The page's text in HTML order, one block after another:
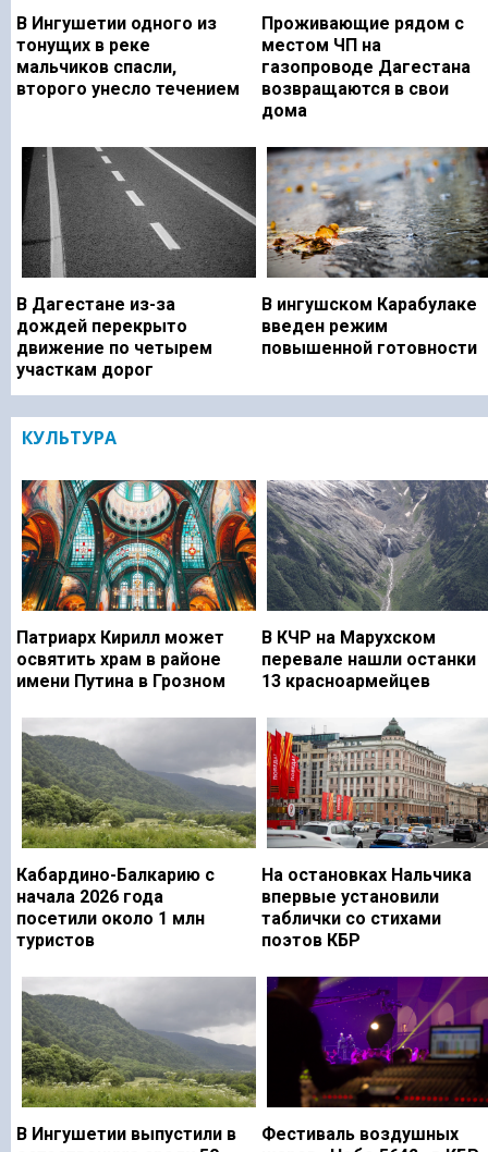
В Ингушетии одного из
тонущих в реке
мальчиков спасли,
второго унесло течением
Проживающие рядом с
местом ЧП на
газопроводе Дагестана
возвращаются в свои
дома
В Дагестане из-за
дождей перекрыто
движение по четырем
участкам дорог
В ингушском Карабулаке
введен режим
повышенной готовности
КУЛЬТУРА
Патриарх Кирилл может
освятить храм в районе
имени Путина в Грозном
В КЧР на Марухском
перевале нашли останки
13 красноармейцев
Кабардино-Балкарию с
начала 2026 года
посетили около 1 млн
туристов
На остановках Нальчика
впервые установили
таблички со стихами
поэтов КБР
В Ингушетии выпустили в
Фестиваль воздушных